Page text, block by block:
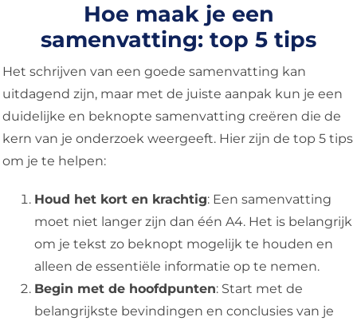
Hoe maak je een
samenvatting: top 5 tips
Het schrijven van een goede samenvatting kan
uitdagend zijn, maar met de juiste aanpak kun je een
duidelijke en beknopte samenvatting creëren die de
kern van je onderzoek weergeeft. Hier zijn de top 5 tips
om je te helpen:
Houd het kort en krachtig: Een samenvatting
moet niet langer zijn dan één A4. Het is belangrijk
om je tekst zo beknopt mogelijk te houden en
alleen de essentiële informatie op te nemen.
Begin met de hoofdpunten: Start met de
belangrijkste bevindingen en conclusies van je